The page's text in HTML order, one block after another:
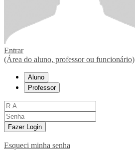
Entrar
(Área do aluno, professor ou funcionário)
Aluno
Professor
Fazer Login
Esqueci minha senha